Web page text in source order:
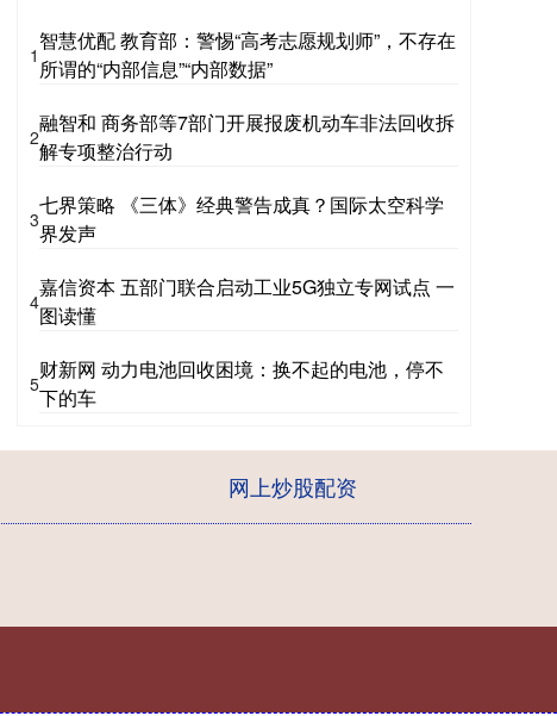
1
智慧优配 教育部：警惕“高考志愿规划师”，不存在
所谓的“内部信息”“内部数据”
2
融智和 商务部等7部门开展报废机动车非法回收拆
解专项整治行动
3
七界策略 《三体》经典警告成真？国际太空科学
界发声
4
嘉信资本 五部门联合启动工业5G独立专网试点 一
图读懂
5
财新网 动力电池回收困境：换不起的电池，停不
下的车
网上炒股配资